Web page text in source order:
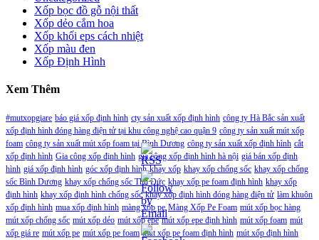
Xốp bọc đồ gỗ nội thất
Xốp dẻo cắm hoa
Xốp khối eps cách nhiệt
Xốp màu đen
Xốp Định Hình
Xem Thêm
#mutxopgiare báo giá xốp định hình cty sản xuất xốp định hình công ty Hà Bắc sản xuất
xốp định hình đóng hàng điện tử tại khu công nghệ cao quận 9 công ty sản xuất mút xốp
foam công ty sản xuất mút xốp foam tại Bình Dương công ty sản xuất xốp định hình cắt
xốp định hình Gia công xốp định hình gia công xốp định hình hà nội giá bán xốp định
hình giá xốp định hình góc xốp định hình khay xốp khay xốp chống sốc khay xốp chống
sốc Bình Dương khay xốp chống sốc Thủ Đức khay xốp pe foam định hình khay xốp
định hình khay xốp định hình chống sốc khay xốp định hình đóng hàng điện tử làm khuôn
xốp định hình mua xốp định hình màng xốp pe Màng Xốp Pe Foam mút xốp bọc hàng
mút xốp chống sốc mút xốp dẻo mút xốp epe mút xốp epe định hình mút xốp foam mút
xốp giá re mút xốp pe mút xốp pe foam mút xốp pe foam định hình mút xốp định hình